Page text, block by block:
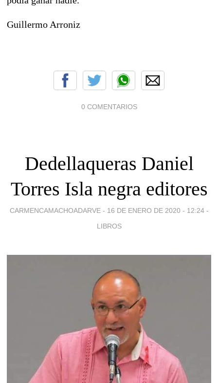
Guillermo Arroniz
0 COMENTARIOS
Dedellaqueras Daniel
Torres Isla negra editores
CARMENCAMACHOADARVE - 16 DE ENERO DE 2020 - 12:24 -
LIBROS